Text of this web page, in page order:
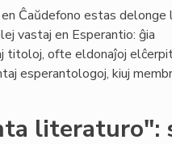
Ĉaŭdefono estas delonge
vastaj en Esperantio: ĝia
ofte eldonaĵoj
esperantologoj, kiuj
literaturo":